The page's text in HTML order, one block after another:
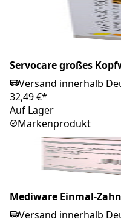
Servocare großes
Versand innerhalb
32,49 €*
Auf Lager
Markenprodukt
Mediware Einmal-
Versand innerhalb